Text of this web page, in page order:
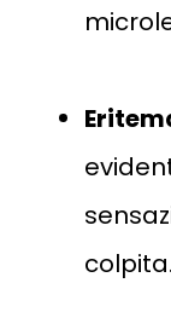
colpita.